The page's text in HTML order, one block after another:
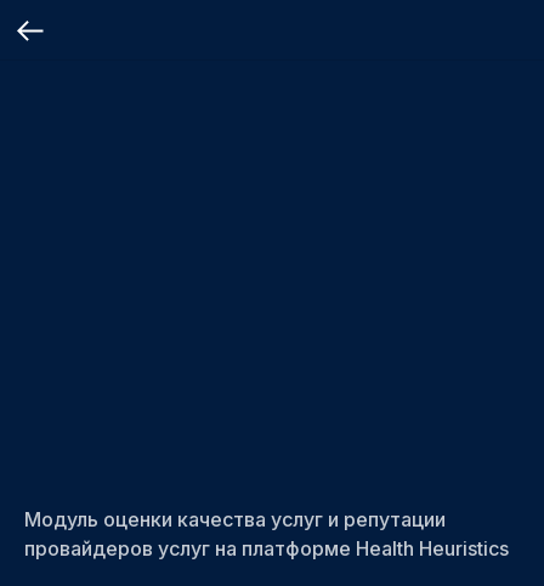
Модуль оценки качества услуг и репутации
провайдеров услуг на платформе Health Heuristics